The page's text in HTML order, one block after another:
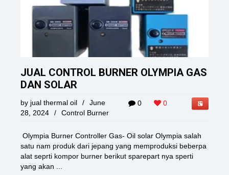
JUAL CONTROL BURNER OLYMPIA GAS
DAN SOLAR
0 0
by jual thermal oil /
June
28, 2024
/ Control Burner
Olympia Burner Controller Gas- Oil solar Olympia salah
satu nam produk dari jepang yang memproduksi beberpa
alat seprti kompor burner berikut sparepart nya sperti
yang akan ...